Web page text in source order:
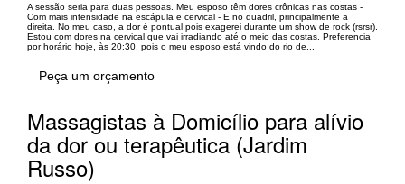
A sessão seria para duas pessoas. Meu esposo têm dores crônicas nas costas -
Com mais intensidade na escápula e cervical - E no quadril, principalmente a
direita. No meu caso, a dor é pontual pois exagerei durante um show de rock (rsrsr).
Estou com dores na cervical que vai irradiando até o meio das costas. Preferencia
por horário hoje, às 20:30, pois o meu esposo está vindo do rio de...
Peça um orçamento
Massagistas à Domicílio para alívio
da dor ou terapêutica (Jardim
Russo)